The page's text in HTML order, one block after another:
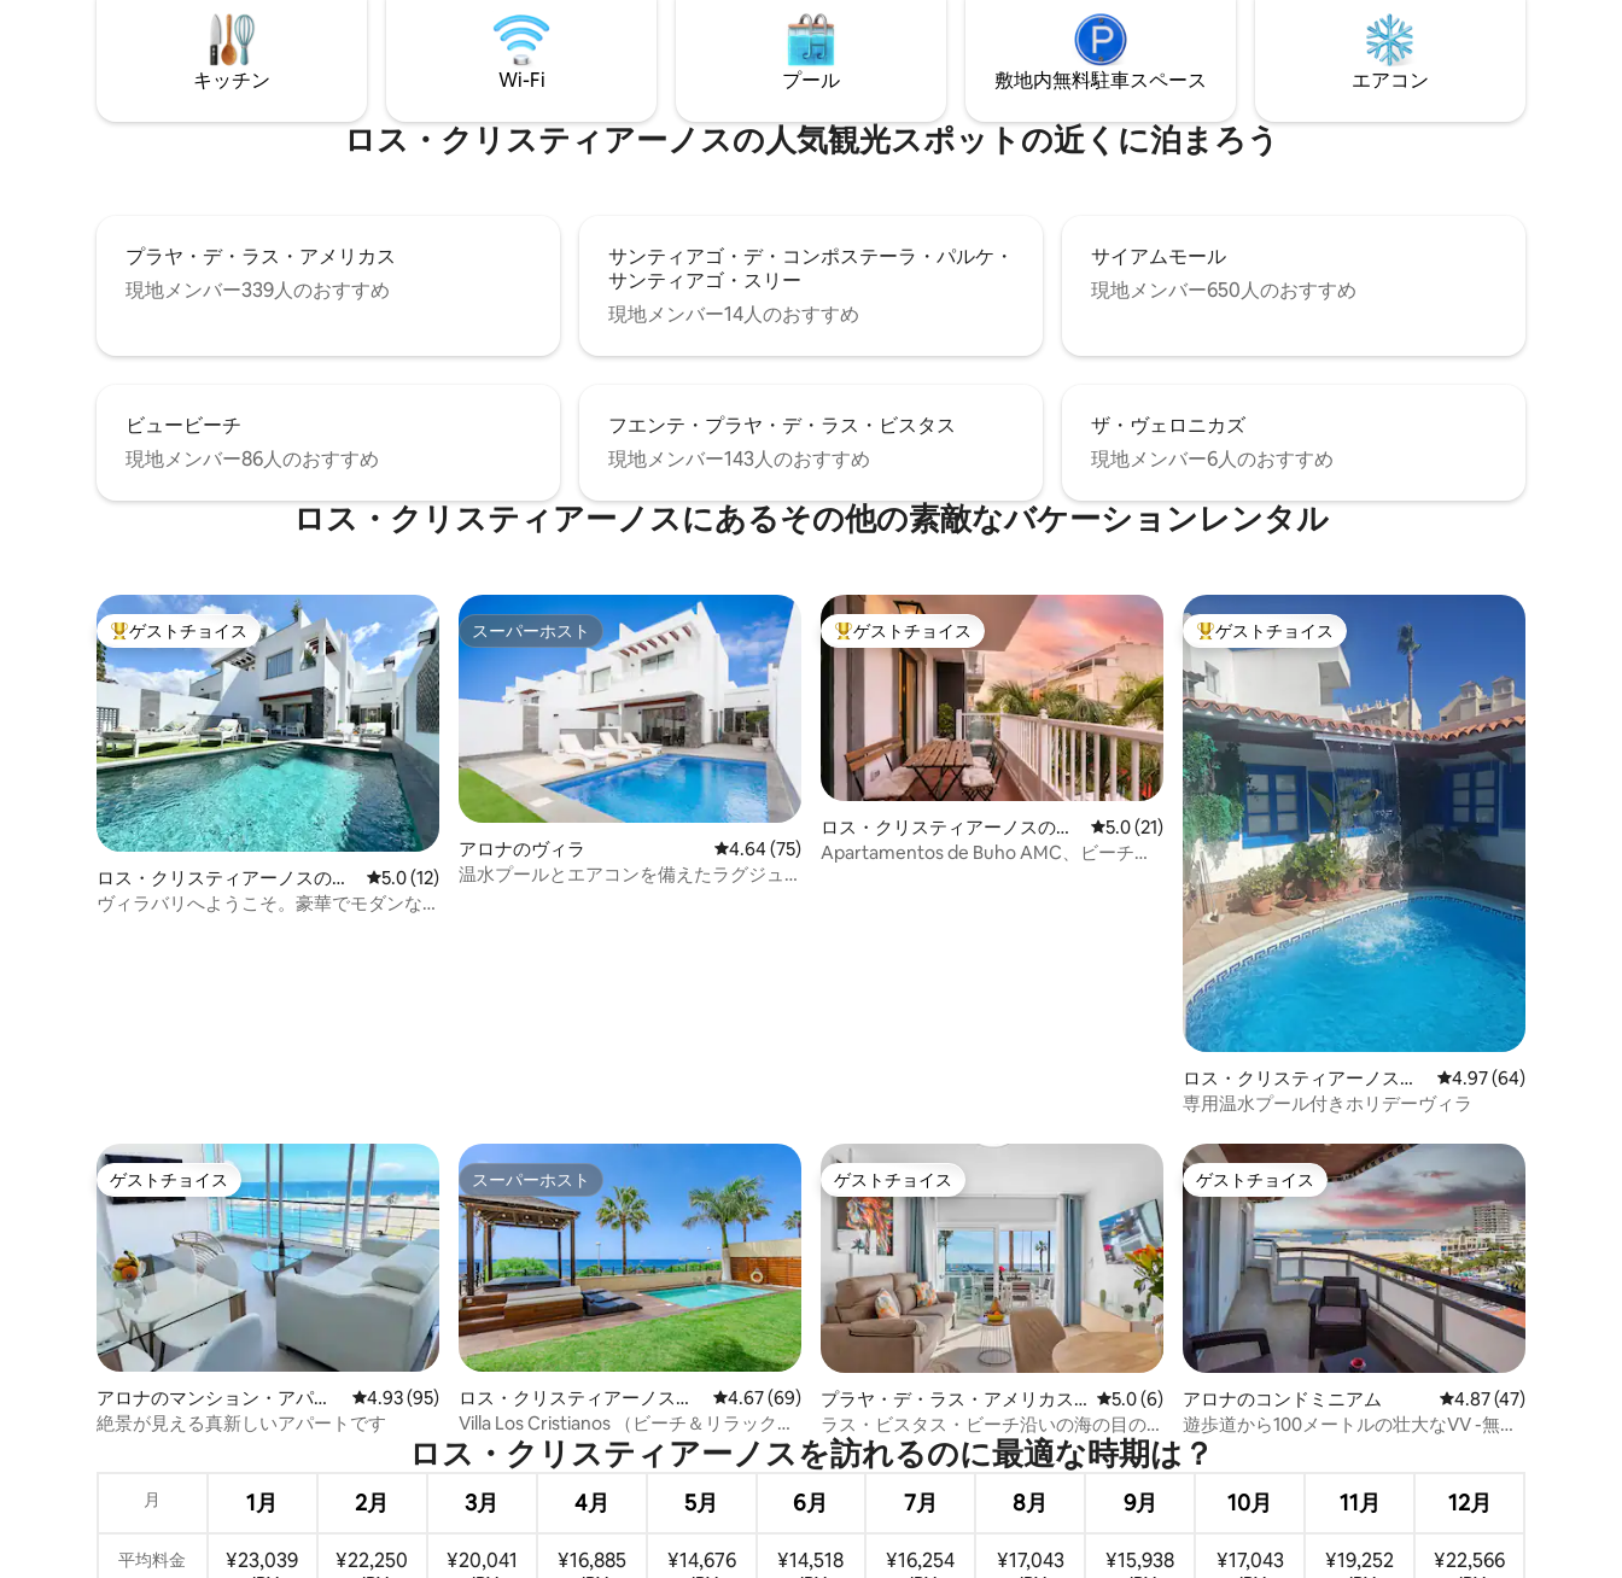
サイドでリラックスし、完璧な休暇のた
めに設計された、設備の充実したお部屋
でくつろぎの時間をお過ごしください。
南部の中心部から徒歩わずか10分の理想
的な立地にあります。
キッチン Wi-Fi プール 敷地内無料駐⁠車ス⁠ペ⁠ー⁠ス エアコン
ロス・クリスティアーノスの人気観光スポットの近くに泊まろう
プラヤ・デ・ラス・アメリカス
現地メンバー339人のおすすめ
サンティアゴ・デ・コンポステーラ・パルケ・
サンティアゴ・スリー
現地メンバー14人のおすすめ
サイアムモール
現地メンバー650人のおすすめ
ビュービーチ
現地メンバー86人のおすすめ
フエンテ・プラヤ・デ・ラス・ビスタス
現地メンバー143人のおすすめ
ザ・ヴェロニカズ
現地メンバー6人のおすすめ
ロス・クリスティアーノスにあるその他の素敵なバケーションレンタル
大好評のゲストチョイスです。
ゲストチョイス
ロス・クリスティアーノスのヴ
ィラ
レビュー12件、5つ星中5.0つ星の平均評価
5.0 (12)
ヴィラバリへようこそ。豪華でモダンな
スーパーホスト
スーパーホスト
アロナのヴィラ レビュー75件、5つ星中4.64つ星の平均評価
4.64 (75)
温水プールとエアコンを備えたラグジュ
大好評のゲストチョイスです。
ゲストチョイス
ロス・クリスティアーノスのマ
ンション・アパート
レビュー21件、5つ星中5.0つ星の平均評価
5.0 (21)
Apartamentos de Buho AMC、ビーチま
大好評のゲストチョイスです。
ゲストチョイス
ロス・クリスティアーノスの
一軒家
レビュー64件、5つ星
4.97 (64)
専用温水プール付きホリデーヴィラ
ゲストチョイス
ゲストチョイス
アロナのマンション・アパー
ト
レビュー95件、5つ星中4.93つ星の平均評価
4.93 (95)
絶景が見える真新しいアパートです
スーパーホスト
スーパーホスト
ロス・クリスティアーノスの
一軒家
レビュー69件、5つ星中4.67つ星の平均評価
4.67 (69)
Villa Los Cristianos （ビーチ＆リラックス
＆ゴルフ）
ゲストチョイス
ゲストチョイス
プラヤ・デ・ラス・アメリカス
のマンション・アパート
レビュー6件、5つ星中5.0つ星の平均評価
5.0 (6)
ラス・ビスタス・ビーチ沿いの海の目の
前の新築マンション
ゲストチョイス
ゲストチョイス
アロナのコンドミニアム レビュー47件、5つ
4.87 (47)
遊歩道から100メートルの壮大なVV -無料
Wi-Fi-
ロス・クリスティアーノスを訪⁠れ⁠るの⁠に最⁠適⁠な時⁠期⁠は⁠？
月 1月 2月 3月 4月 5月 6月 7月 8月 9月 10月 11月 12月
平均料金
¥23,039
¥22,250
¥20,041
¥16,885
¥14,676
¥14,518
¥16,254
¥17,043
¥15,938
¥17,043
¥19,252
¥22,566